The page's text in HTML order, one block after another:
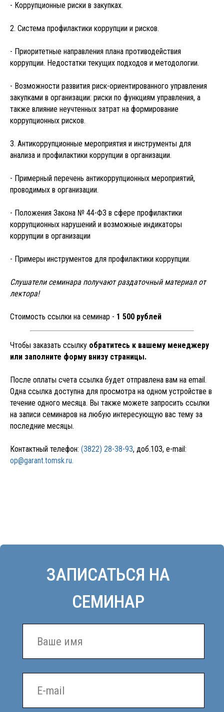
- Коррупционные риски в закупках.
2. Система профилактики коррупции и рисков.
- Приоритетные направления плана противодействия
коррупции. Недостатки текущих подходов и методологии.
- Возможности развития риск-ориентированного управления
закупками в организации: риски по функциям управления, а
также влияние неучтенных затрат на формирование
коррупционных рисков.
3. Антикоррупционные мероприятия и инструменты для
анализа и профилактики коррупции в организации.
- Примерный перечень антикоррупционных мероприятий,
проводимых в организации.
- Положения Закона № 44-ФЗ в сфере профилактики
коррупционных нарушений и возможные индикаторы
коррупции в организации
- Примеры инструментов для профилактики коррупции.
Слушатели семинара получают раздаточный материал от
лектора!
Стоимость ссылки на семинар - 1 500 рублей
Чтобы заказать ссылку обратитесь к вашему менеджеру
или заполните форму внизу страницы.
После оплаты счета ссылка будет отправлена вам на email.
Одна ссылка доступна для просмотра на одном устройстве в
течение одного месяца. Вы также можете запросить ссылки
на записи семинаров на любую интересующую вас тему за
последние месяцы.
Контактный телефон: (3822) 28-38-93, доб.103, e-mail:
op@garant.tomsk.ru.
ЗАПИСАТЬСЯ НА
СЕМИНАР
+7